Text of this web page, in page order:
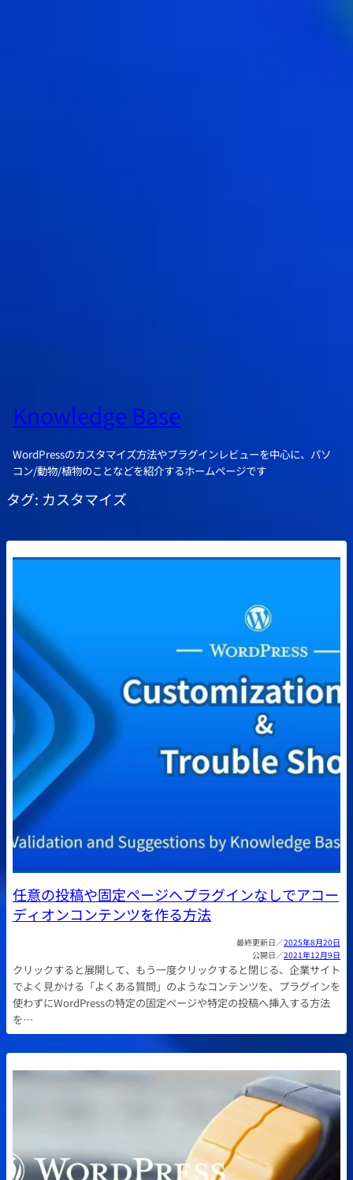
Knowledge Base
WordPressのカスタマイズ方法やプラグインレビューを中心に、パソ
コン/動物/植物のことなどを紹介するホームページです
タグ: カスタマイズ
任意の投稿や固定ページへプラグインなしでアコー
ディオンコンテンツを作る方法
2025年8月20日
2021年12月9日
クリックすると展開して、もう一度クリックすると閉じる、企業サイト
でよく見かける「よくある質問」のようなコンテンツを、プラグインを
使わずにWordPressの特定の固定ページや特定の投稿へ挿入する方法
を…